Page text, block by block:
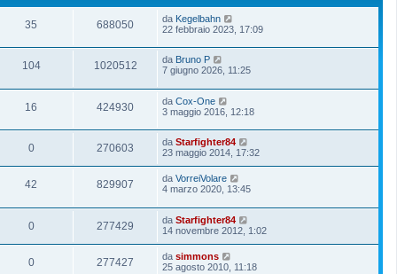
35 688050 da Kegelbahn
22 febbraio 2023, 17:09
104 1020512 da Bruno P
7 giugno 2026, 11:25
16 424930 da Cox-One
3 maggio 2016, 12:18
0 270603 da Starfighter84
23 maggio 2014, 17:32
42 829907 da VorreiVolare
4 marzo 2020, 13:45
0 277429 da Starfighter84
14 novembre 2012, 1:02
0 277427 da simmons
25 agosto 2010, 11:18